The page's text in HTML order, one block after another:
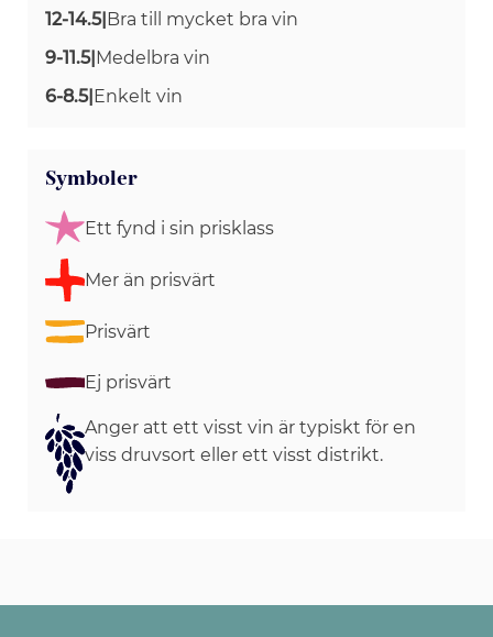
12-14.5|Bra till mycket bra vin
9-11.5|Medelbra vin
6-8.5|Enkelt vin
Symboler
Ett fynd i sin prisklass
Mer än prisvärt
Prisvärt
Ej prisvärt
Anger att ett visst vin är typiskt för en
viss druvsort eller ett visst distrikt.